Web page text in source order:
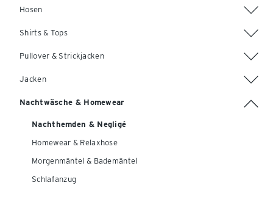
Hosen
Shirts & Tops
Pullover & Strickjacken
Jacken
Nachtwäsche & Homewear
Nachthemden & Negligé
Homewear & Relaxhose
Morgenmäntel & Bademäntel
Schlafanzug